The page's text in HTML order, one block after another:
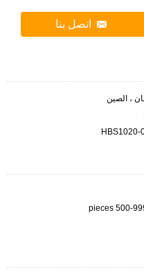
اتصل بنا
، الصين
HBS1020-